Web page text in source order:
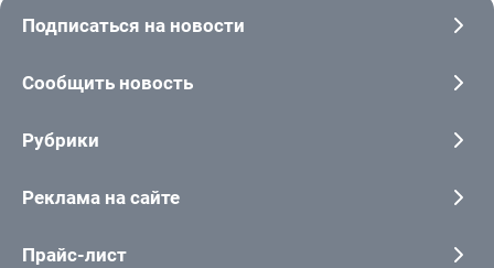
Подписаться на новости
Сообщить новость
Рубрики
Реклама на сайте
Прайс-лист